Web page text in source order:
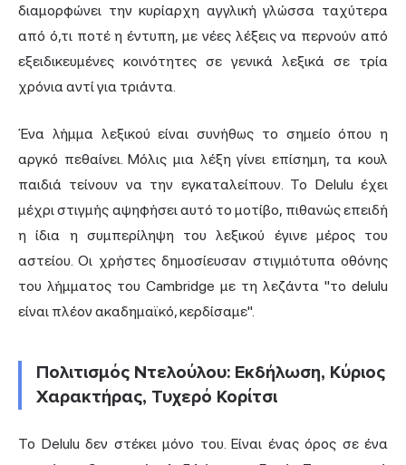
διαμορφώνει την κυρίαρχη αγγλική γλώσσα ταχύτερα
από ό,τι ποτέ η έντυπη, με νέες λέξεις να περνούν από
εξειδικευμένες κοινότητες σε γενικά λεξικά σε τρία
χρόνια αντί για τριάντα.
Ένα λήμμα λεξικού είναι συνήθως το σημείο όπου η
αργκό πεθαίνει. Μόλις μια λέξη γίνει επίσημη, τα κουλ
παιδιά τείνουν να την εγκαταλείπουν. Το Delulu έχει
μέχρι στιγμής αψηφήσει αυτό το μοτίβο, πιθανώς επειδή
η ίδια η συμπερίληψη του λεξικού έγινε μέρος του
αστείου. Οι χρήστες δημοσίευσαν στιγμιότυπα οθόνης
του λήμματος του Cambridge με τη λεζάντα "το delulu
είναι πλέον ακαδημαϊκό, κερδίσαμε".
Πολιτισμός Ντελούλου: Εκδήλωση, Κύριος
Χαρακτήρας, Τυχερό Κορίτσι
Το Delulu δεν στέκει μόνο του. Είναι ένας όρος σε ένα